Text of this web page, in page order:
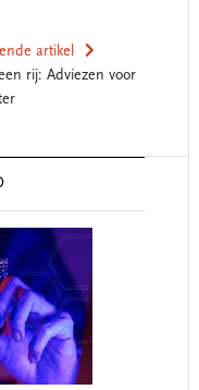
artikel
rij: Adviezen voor